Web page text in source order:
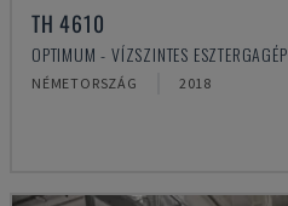
TH 4610
OPTIMUM - VÍZSZINTES ESZTERGAGÉP
NÉMETORSZÁG 2018